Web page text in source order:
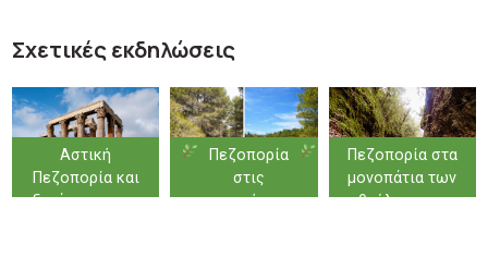
Σχετικές εκδηλώσεις
Αστική
Πεζοπορία και
ξενάγηση στην
Πεζοπορία
στις
παρυφές της
Πεζοπορία στα
μονοπάτια των
θρύλων στο